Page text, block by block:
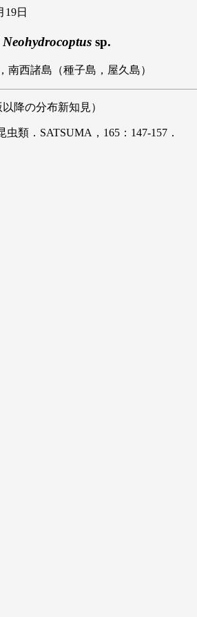
19日
Neohydrocoptussp.
西諸島（種子島，屋久島）
降の分布新知見）
類．SATSUMA，165：147-157．